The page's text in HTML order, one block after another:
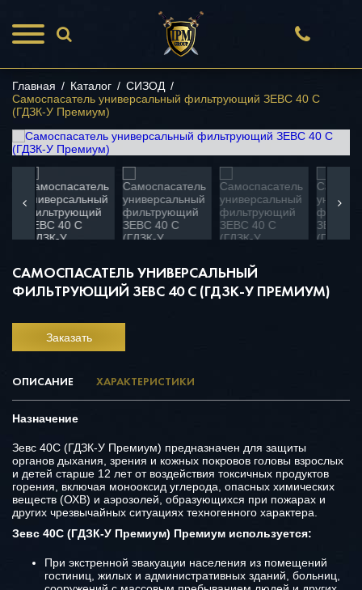
Главная / Каталог / СИЗОД /
Самоспасатель универсальный фильтрующий ЗЕВС 40 С
(ГДЗК-У Премиум)
САМОСПАСАТЕЛЬ УНИВЕРСАЛЬНЫЙ
ФИЛЬТРУЮЩИЙ ЗЕВС 40 С (ГДЗК-У ПРЕМИУМ)
Заказать
ОПИСАНИЕ ХАРАКТЕРИСТИКИ
Назначение
Зевс 40С (ГДЗК-У Премиум) предназначен для защиты
органов дыхания, зрения и кожных покровов головы взрослых
и детей старше 12 лет от воздействия токсичных продуктов
горения, включая монооксид углерода, опасных химических
веществ (ОХВ) и аэрозолей, образующихся при пожарах и
других чрезвычайных ситуациях техногенного характера.
Зевс 40С (ГДЗК-У Премиум) Премиум используется:
При экстренной эвакуации населения из помещений
гостиниц, жилых и административных зданий, больниц,